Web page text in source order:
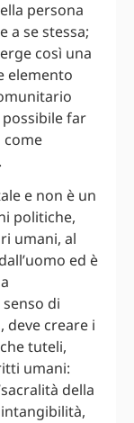
persona
a se stessa;
così una
elemento
far
come
e non è un
politiche,
umani, al
ed è
di
deve creare i
tuteli,
umani:
della